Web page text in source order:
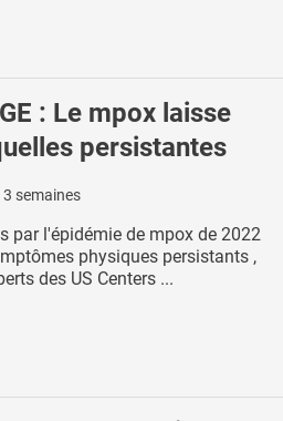
: Le mpox laisse
persistantes
3 semaines
par l'épidémie de mpox de 2022
physiques persistants ,
des US Centers ...